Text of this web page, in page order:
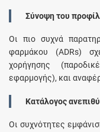
Σύνοψη του
Οι πιο συχνά
φαρμάκου (ADRs)
χορήγησης
εφαρμογής), και
Κατάλογος
Οι συχνότητες